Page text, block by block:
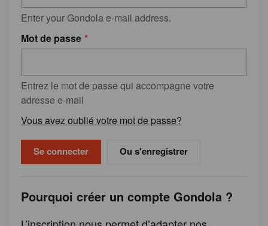
Enter your Gondola e-mail address.
Mot de passe
Entrez le mot de passe qui accompagne votre
adresse e-mail
Vous avez oublié votre mot de passe?
Ou s'enregistrer
Pourquoi créer un compte Gondola ?